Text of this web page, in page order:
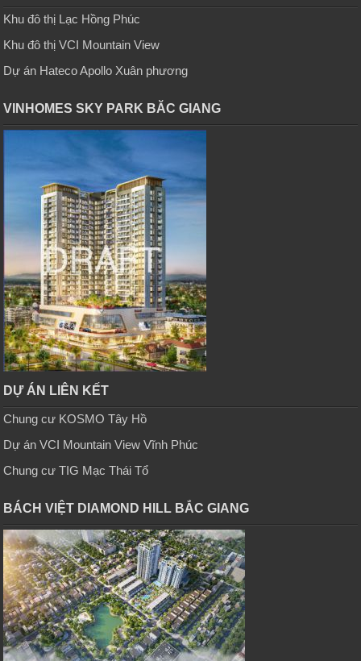
Khu đô thị Lạc Hồng Phúc
Khu đô thị VCI Mountain View
Dự án Hateco Apollo Xuân phương
VINHOMES SKY PARK BĂC GIANG
DỰ ÁN LIÊN KẾT
Chung cư KOSMO Tây Hồ
Dự án VCI Mountain View Vĩnh Phúc
Chung cư TIG Mạc Thái Tổ
BÁCH VIỆT DIAMOND HILL BẮC GIANG